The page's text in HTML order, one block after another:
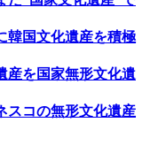
韓国文化遺産を積極
産を国家無形文化遺
スコの無形文化遺産